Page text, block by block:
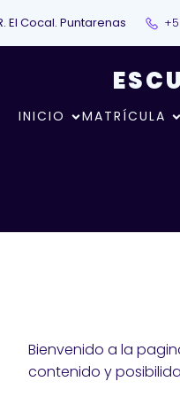
El Cocal. Puntarenas
INICIO MATRÍCULA
Bienvenido a la
contenido y